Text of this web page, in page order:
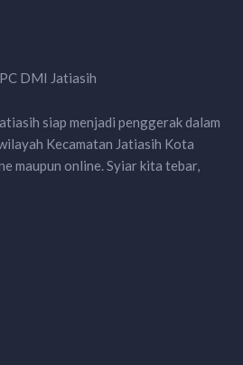
siap menjadi penggerak dalam
Kecamatan Jatiasih Kota
maupun online. Syiar kita tebar,